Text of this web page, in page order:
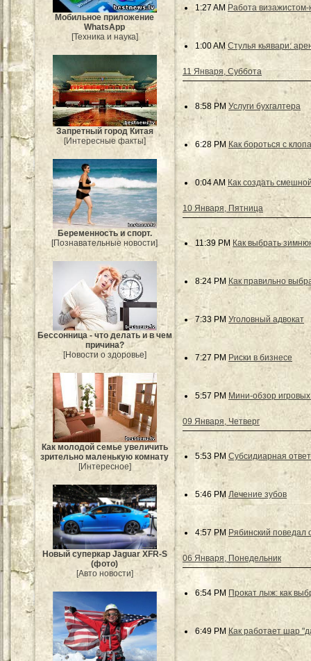
Мобильное приложение
WhatsApp
[Техника и наука]
Запретный город Китая
[Интересные факты]
Беременность и спорт.
[Познавательные новости]
Бессонница - что делать и в чем
причина?
[Новости о здоровье]
Как молодой семье увеличить
зрительно маленькую комнату
[Интересное]
Новый суперкар Jaguar XFR-S
(фото)
[Авто новости]
1:27 AM Работа визажистом-
1:00 AM Стулья кьявари:
11 Января, Суббота
8:58 PM Услуги бухгалтера
6:28 PM Как бороться с
0:04 AM Как создать
10 Января, Пятница
11:39 PM Как выбрать
8:24 PM Как правильно
7:33 PM Уголовный адвокат
7:27 PM Риски в бизнесе
5:57 PM Мини-обзор
09 Января, Четверг
5:53 PM Субсидиарная
5:46 PM Лечение зубов
4:57 PM Рябинский
06 Января, Понедельник
6:54 PM Прокат лыж: как
6:49 PM Как работает шар